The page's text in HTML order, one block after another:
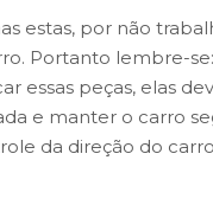
estas, por não
Portanto lembre-
essas peças, elas
e manter o carro
da direção do